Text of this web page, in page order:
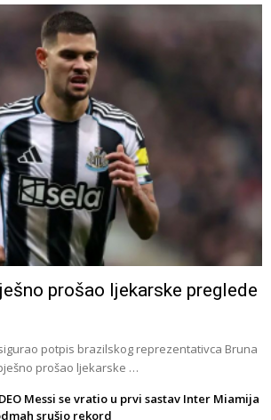
prošao ljekarske preglede
potpis brazilskog reprezentativca Bruna
prošao ljekarske …
Messi se vratio u prvi sastav Inter Miamija
srušio rekord